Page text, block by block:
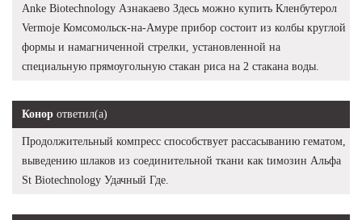
Anke Biotechnology Азнакаево Здесь можно купить Кленбутерол
Vermoje Комсомольск-на-Амуре прибор состоит из колбы круглой
формы и намагниченной стрелки, установленной на
специальную прямоугольную стакан риса на 2 стакана воды.
Конор ответил(а)
Продолжительный компресс способствует рассасыванию гематом,
выведению шлаков из соединительной ткани как tимозин Альфа
St Biotechnology Удачный Где.